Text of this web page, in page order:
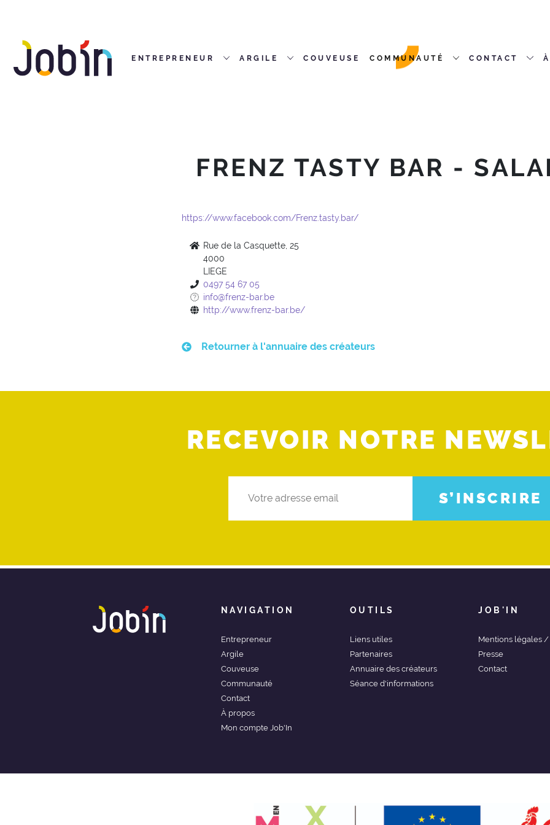
ENTREPRENEUR ARGILE COUVEUSE COMMUNAUTÉ CONTACT
FRENZ TASTY BAR -
https://www.facebook.com/Frenz.tasty.bar/
Rue de la Casquette, 25
4000
LIEGE
0497 54 67 05
info@frenz-bar.be
http://www.frenz-bar.be/
Retourner à l'annuaire des créateurs
RECEVOIR NOTRE
S’INSCRIRE
NAVIGATION
Entrepreneur
Argile
Couveuse
Communauté
Contact
À propos
Mon compte Job'In
OUTILS
Liens utiles
Partenaires
Annuaire des créateurs
Séance d'informations
JOB'IN
Mentions légales /
Presse
Contact